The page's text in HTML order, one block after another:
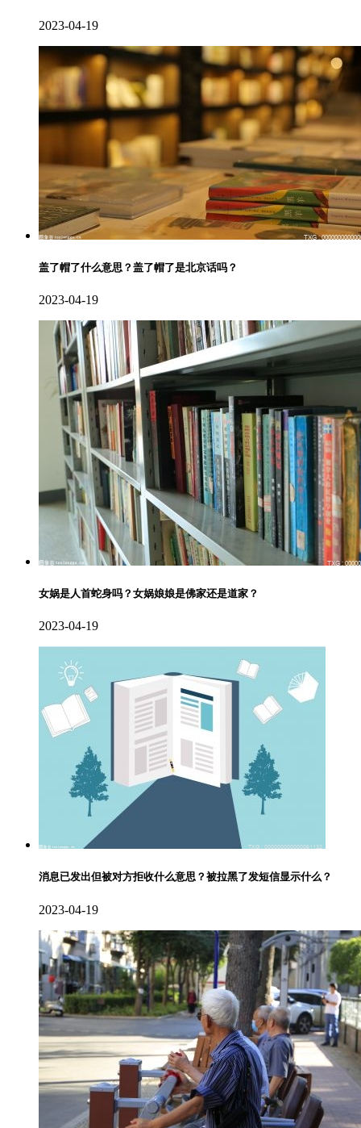
2023-04-19
盖了帽了什么意思？盖了帽了是北京话吗？
2023-04-19
女娲是人首蛇身吗？女娲娘娘是佛家还是道家？
2023-04-19
消息已发出但被对方拒收什么意思？被拉黑了发短信显示什么？
2023-04-19